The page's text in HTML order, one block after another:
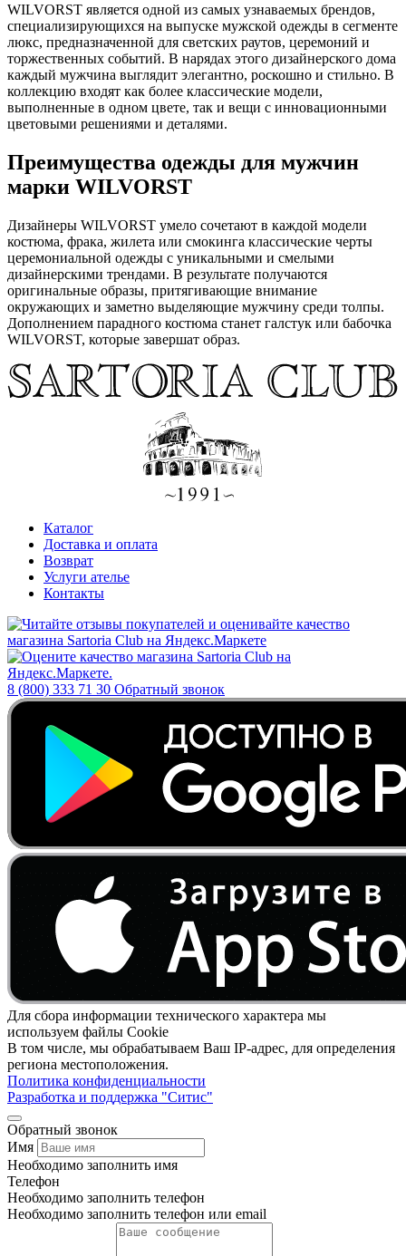
WILVORST является одной из самых узнаваемых брендов,
специализирующихся на выпуске мужской одежды в сегменте
люкс, предназначенной для светских раутов, церемоний и
торжественных событий. В нарядах этого дизайнерского дома
каждый мужчина выглядит элегантно, роскошно и стильно. В
коллекцию входят как более классические модели,
выполненные в одном цвете, так и вещи с инновационными
цветовыми решениями и деталями.
Преимущества одежды для мужчин
марки WILVORST
Дизайнеры WILVORST умело сочетают в каждой модели
костюма, фрака, жилета или смокинга классические черты
церемониальной одежды с уникальными и смелыми
дизайнерскими трендами. В результате получаются
оригинальные образы, притягивающие внимание
окружающих и заметно выделяющие мужчину среди толпы.
Дополнением парадного костюма станет галстук или бабочка
WILVORST, которые завершат образ.
Каталог
Доставка и оплата
Возврат
Услуги ателье
Контакты
8 (800) 333 71 30 Обратный звонок
Для сбора информации технического характера мы
используем файлы Cookie
В том числе, мы обрабатываем Ваш IP-адрес, для определения
региона местоположения.
Политика конфиденциальности
Разработка и поддержка "Ситис"
Обратный звонок
Имя
Необходимо заполнить имя
Телефон
Необходимо заполнить телефон
Необходимо заполнить телефон или email